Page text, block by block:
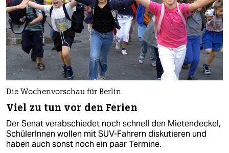
Die Wochenvorschau für Berlin
Viel zu tun vor den Ferien
Der Senat verabschiedet noch schnell den Mietendeckel,
SchülerInnen wollen mit SUV-Fahrern diskutieren und
haben auch sonst noch ein paar Termine.